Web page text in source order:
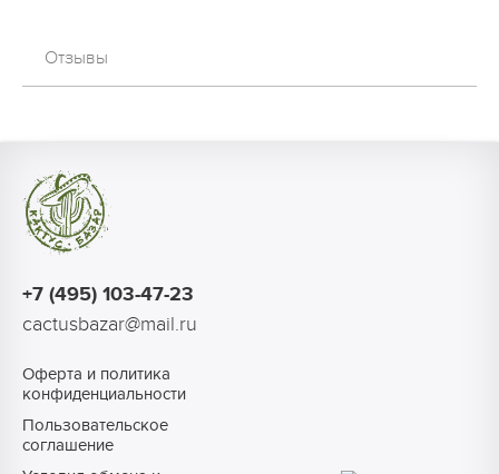
Отзывы
+7 (495) 103-47-23
cactusbazar@mail.ru
Оферта и политика
конфиденциальности
Пользовательское
соглашение